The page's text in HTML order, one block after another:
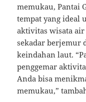
memukau, Pantai
tempat yang ideal
aktivitas wisata
sekadar berjemur
keindahan laut.
penggemar
Anda bisa
memukau,”